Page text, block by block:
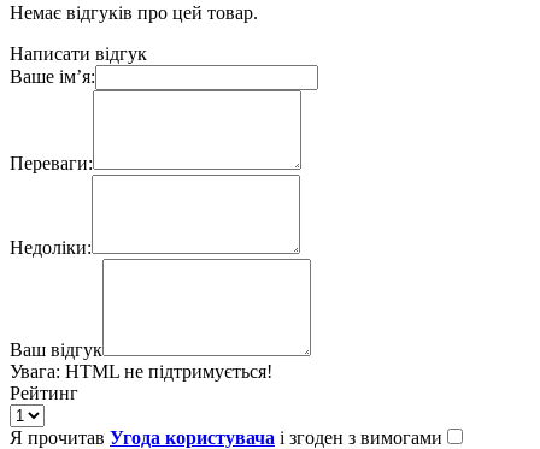
Немає відгуків про цей товар.
Написати відгук
Ваше ім’я:
Переваги:
Недоліки:
Ваш відгук
Увага: HTML не підтримується!
Рейтинг
Я прочитав Угода користувача і згоден з вимогами